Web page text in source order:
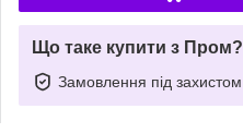
Що таке купити з Пром?
Замовлення під захистом